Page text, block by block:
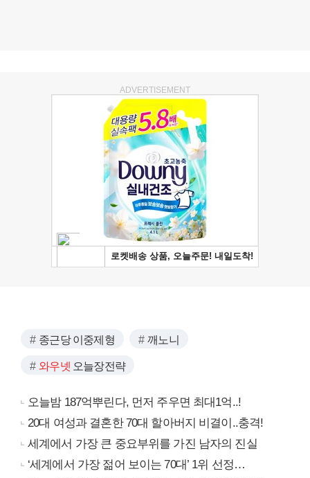
ADVERTISEMENT
종근당 이중제형 깨노니
와우넷 오늘장전략
오늘밤 187억뿌린다, 먼저 주우면 최대1억..!
20대 여성과 결혼한 70대 할아버지 비결이..충격!
세계에서 가장 큰 중요부위를 가진 남자의 진실
‘세계에서 가장 젊어 보이는 70대’ 1위 선정…